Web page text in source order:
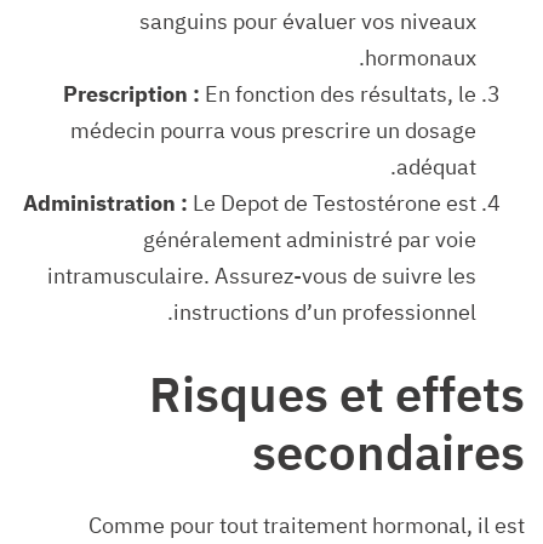
sanguins pour évaluer vos niveaux
hormonaux.
Prescription : En fonction des résultats, le
médecin pourra vous prescrire un dosage
adéquat.
Administration : Le Depot de Testostérone est
généralement administré par voie
intramusculaire. Assurez-vous de suivre les
instructions d’un professionnel.
Risques et effets
secondaires
Comme pour tout traitement hormonal, il est